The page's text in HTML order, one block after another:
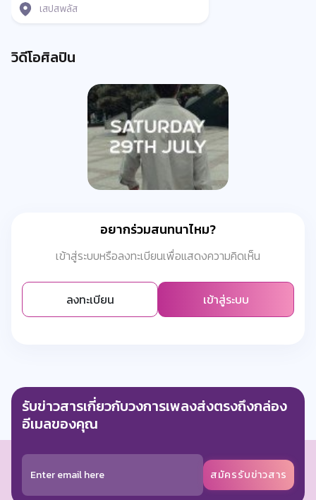
เสปสพลัส
วิดีโอศิลปิน
อยากร่วมสนทนาไหม?
เข้าสู่ระบบหรือลงทะเบียนเพื่อแสดงความคิดเห็น
ลงทะเบียน เข้าสู่ระบบ
รับข่าวสารเกี่ยวกับวงการเพลงส่งตรงถึงกล่อง
อีเมลของคุณ
สมัครรับข่าวสาร